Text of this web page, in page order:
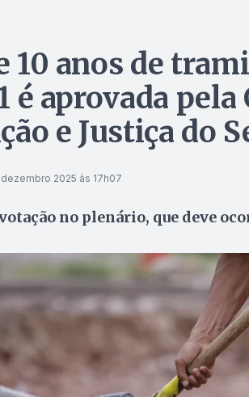
10 anos de
é aprovada
e Justiça do
dezembro 2025 às 17h07
no plenário, que deve